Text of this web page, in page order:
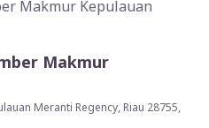
Makmur
Meranti Regency, Riau 28755,